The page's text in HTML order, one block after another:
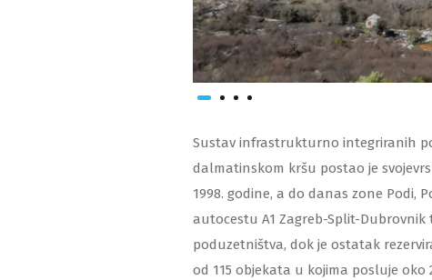
Sustav infrastrukturno integriranih
dalmatinskom kršu postao je
1998. godine, a do danas zone Podi,
autocestu A1 Zagreb-Split-Dubrovnik
poduzetništva, dok je ostatak
od 115 objekata u kojima posluje oko